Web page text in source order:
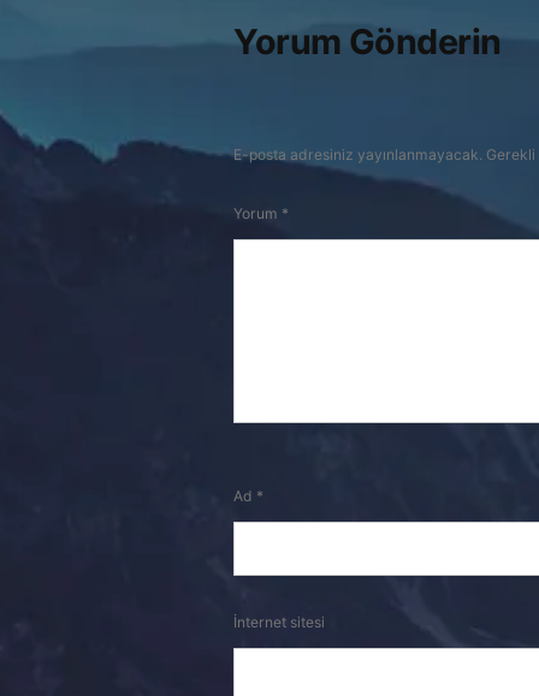
Yorum Gönderin
E-posta adresiniz yayınlanmayacak. Gerekli
Yorum *
Ad *
İnternet sitesi